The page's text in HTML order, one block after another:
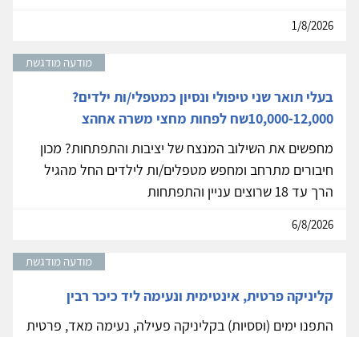
1/8/2026
מודעה מודגשת
בעלי תואר שני טיפולי ונסיון כמטפלי/ות ילדים?
10,000-12,000שח לפחות מחצי משרה אחהצ
מחפשים את השילוב המנצח של יציבות והתפתחות? מכון
חיבורים מתרחב ומחפש מטפלים/ות לילדים החל מהגיל
הרך עד 18 שרוצים עניין והתפתחות
6/8/2026
מודעה מודגשת
קליניקה פרטית, אינטימית ונעימה ליד כיכר רבין
התפנו ימים (וססיות) בקליניקה פעילה, נעימה מאד, פרטית